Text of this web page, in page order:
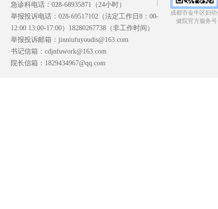
急诊科电话：028-68935871（24小时）
举报投诉电话：028-69517102（法定工作日8：00-
12:00 13:00-17:00）18280267738（非工作时间）
举报投诉邮箱：jinniufuyoudis@163.com
书记信箱：cdjnfuwork@163.com
院长信箱：1829434967@qq.com
成都市金牛区妇
健院官方服务号